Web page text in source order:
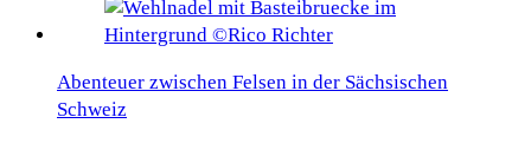
Abenteuer zwischen Felsen in der Sächsischen
Schweiz